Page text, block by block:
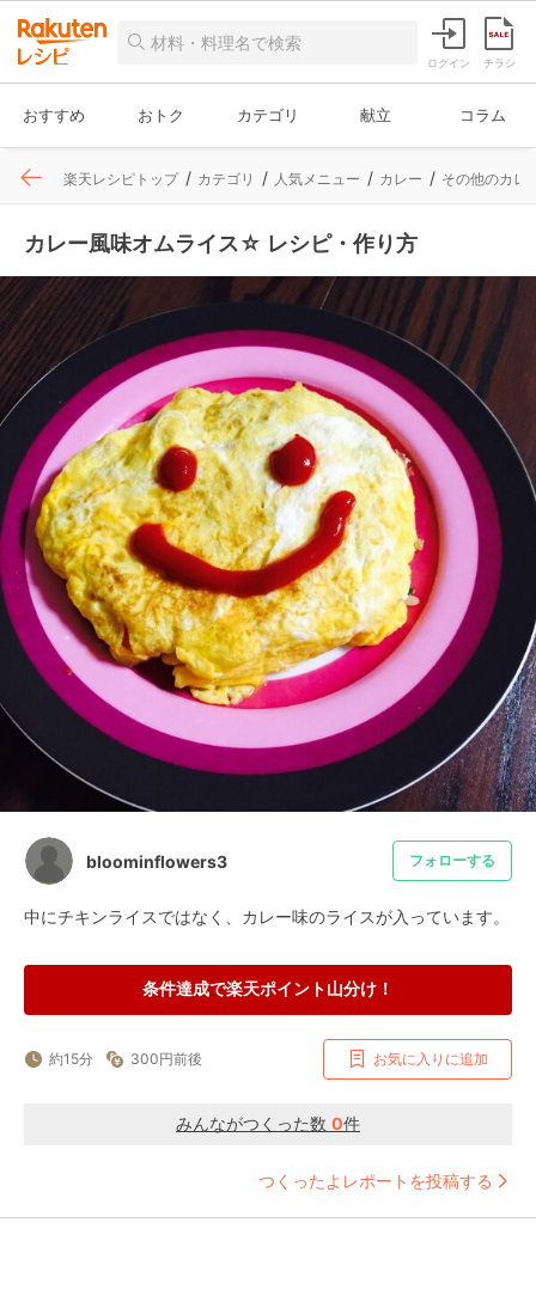
ログイン チラシ
おすすめ おトク カテゴリ 献立 コラム
楽天レシピトップ カテゴリ 人気メニュー カレー その他のカレ
カレー風味オムライス☆ レシピ・作り方
bloominflowers3 フォローする
中にチキンライスではなく、カレー味のライスが入っています。
条件達成で楽天ポイント山分け！
約15分 300円前後 お気に入りに追加
みんながつくった数 0件
つくったよレポートを投稿する